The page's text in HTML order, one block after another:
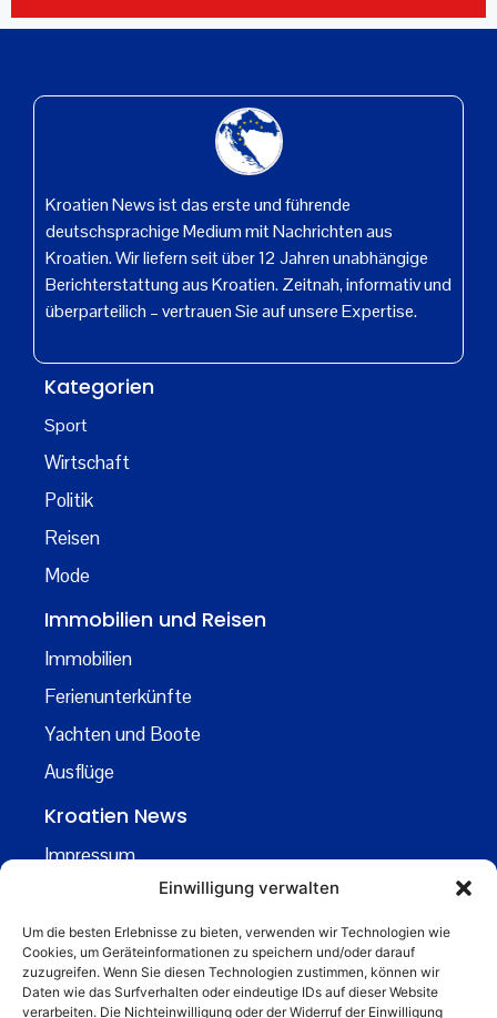
Einwilligung verwalten
Um die besten Erlebnisse zu bieten, verwenden wir Technologien wie
Cookies, um Geräteinformationen zu speichern und/oder darauf
zuzugreifen. Wenn Sie diesen Technologien zustimmen, können wir
Daten wie das Surfverhalten oder eindeutige IDs auf dieser Website
verarbeiten. Die Nichteinwilligung oder der Widerruf der Einwilligung
Kroatien News ist das erste und führende
deutschsprachige Medium mit Nachrichten aus
Kroatien. Wir liefern seit über 12 Jahren unabhängige
Berichterstattung aus Kroatien. Zeitnah, informativ und
überparteilich – vertrauen Sie auf unsere Expertise.
Kategorien
Sport
Wirtschaft
Politik
Reisen
Mode
Immobilien und Reisen
Immobilien
Ferienunterkünfte
Yachten und Boote
Ausflüge
Kroatien News
Impressum
Kontakt
Über uns
Business